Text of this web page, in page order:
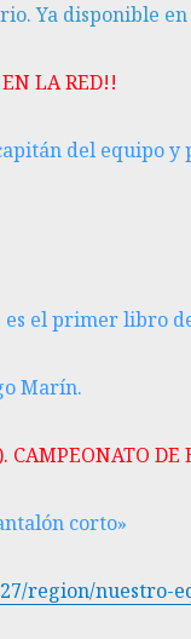
Ya disponible
LA RED!!
del equipo y
es el primer libro
Marín.
CAMPEONATO
corto»
region/nuestro-